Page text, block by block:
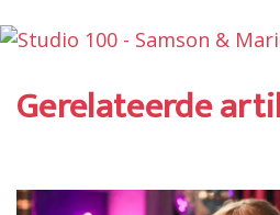
Gerelateerde